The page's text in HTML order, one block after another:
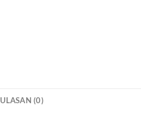
ULASAN (0)